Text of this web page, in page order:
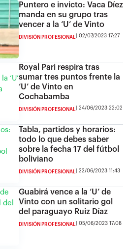
Puntero e invicto: Vaca Díez
manda en su grupo tras
vencer a la ‘U’ de Vinto
DIVISIÓN PROFESIONAL 02/07/2023 17:27
Royal Pari respira tras
sumar tres puntos frente la
‘U’ de Vinto en
Cochabamba
DIVISIÓN PROFESIONAL 24/06/2023 22:02
Tabla, partidos y horarios:
todo lo que debes saber
sobre la fecha 17 del fútbol
boliviano
DIVISIÓN PROFESIONAL 22/06/2023 11:43
Guabirá vence a la ‘U’ de
Vinto con un solitario gol
del paraguayo Ruiz Díaz
DIVISIÓN PROFESIONAL 05/06/2023 17:08